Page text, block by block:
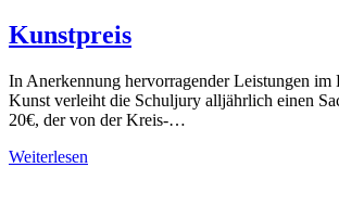
Kunstpreis
In Anerkennung hervorragender Leistungen im
Kunst verleiht die Schuljury alljährlich einen
20€, der von der Kreis-…
Weiterlesen